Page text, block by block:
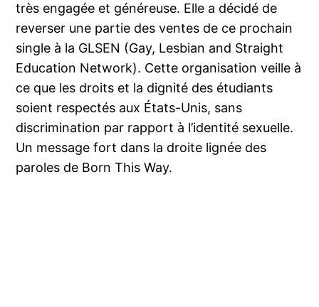
très engagée et généreuse. Elle a décidé de
reverser une partie des ventes de ce prochain
single à la GLSEN (Gay, Lesbian and Straight
Education Network). Cette organisation veille à
ce que les droits et la dignité des étudiants
soient respectés aux États-Unis, sans
discrimination par rapport à l’identité sexuelle.
Un message fort dans la droite lignée des
paroles de Born This Way.